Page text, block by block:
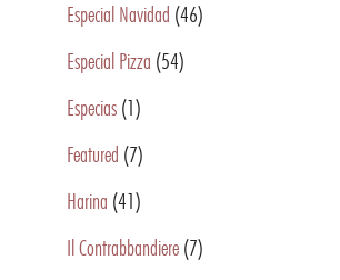
Especial Navidad (46)
Especial Pizza (54)
Especias (1)
Featured (7)
Harina (41)
Il Contrabbandiere (7)